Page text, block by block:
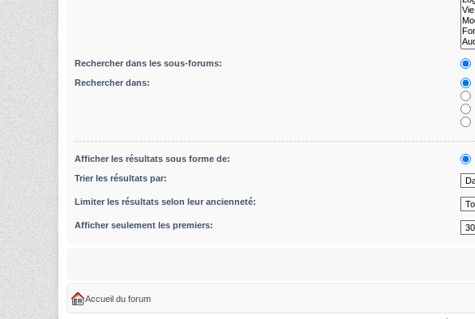
Rechercher dans les sous-forums:
Rechercher dans:
Afficher les résultats sous forme de:
Trier les résultats par:
Limiter les résultats selon leur ancienneté:
Afficher seulement les premiers:
Accueil du forum